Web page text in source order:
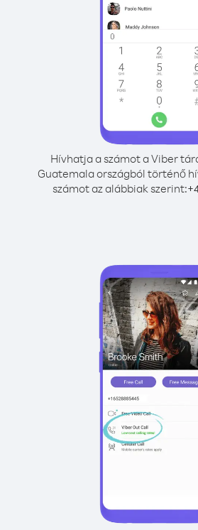
Hívhatja a számot a Viber
Guatemala országból történő
számot az alábbiak szerint:+